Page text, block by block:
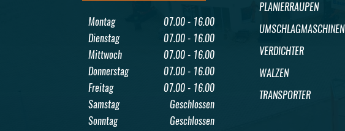
Montag
07.00 - 16.00
Dienstag
07.00 - 16.00
Mittwoch
07.00 - 16.00
Donnerstag
07.00 - 16.00
Freitag
07.00 - 16.00
Samstag
Geschlossen
Sonntag
Geschlossen
PLANIERRAUPEN
UMSCHLAGMASCHINEN
VERDICHTER
WALZEN
TRANSPORTER